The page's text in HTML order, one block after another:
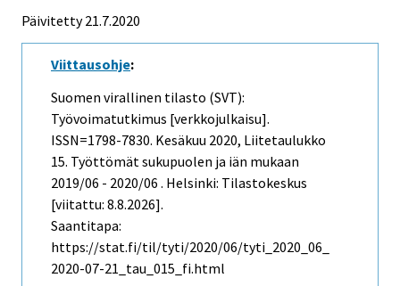
Päivitetty 21.7.2020
Viittausohje:
Suomen virallinen tilasto (SVT):
Työvoimatutkimus [verkkojulkaisu].
ISSN=1798-7830. Kesäkuu 2020, Liitetaulukko
15. Työttömät sukupuolen ja iän mukaan
2019/06 - 2020/06 . Helsinki: Tilastokeskus
[viitattu: 8.8.2026].
Saantitapa:
https://stat.fi/til/tyti/2020/06/tyti_2020_06_
2020-07-21_tau_015_fi.html